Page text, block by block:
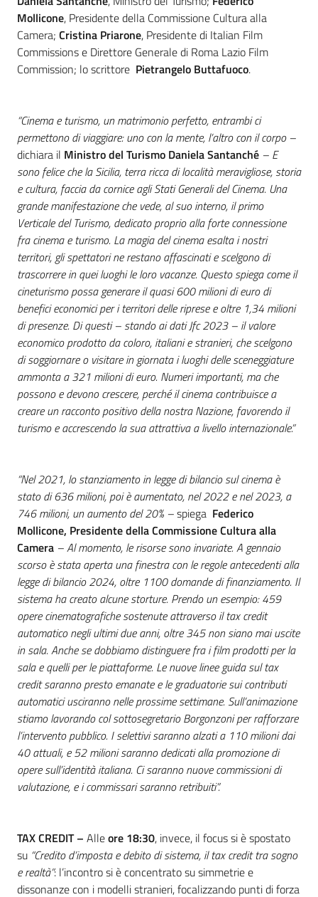
Mollicone, Presidente della Commissione Cultura alla
Camera; Cristina Priarone, Presidente di Italian Film
Commissions e Direttore Generale di Roma Lazio Film
Commission; lo scrittore Pietrangelo Buttafuoco.
“Cinema e turismo, un matrimonio perfetto, entrambi ci
permettono di viaggiare: uno con la mente, l’altro con il corpo –
dichiara il Ministro del Turismo Daniela Santanché – E
sono felice che la Sicilia, terra ricca di località meravigliose, storia
e cultura, faccia da cornice agli Stati Generali del Cinema. Una
grande manifestazione che vede, al suo interno, il primo
Verticale del Turismo, dedicato proprio alla forte connessione
fra cinema e turismo. La magia del cinema esalta i nostri
territori, gli spettatori ne restano affascinati e scelgono di
trascorrere in quei luoghi le loro vacanze. Questo spiega come il
cineturismo possa generare il quasi 600 milioni di euro di
benefici economici per i territori delle riprese e oltre 1,34 milioni
di presenze. Di questi – stando ai dati Jfc 2023 – il valore
economico prodotto da coloro, italiani e stranieri, che scelgono
di soggiornare o visitare in giornata i luoghi delle sceneggiature
ammonta a 321 milioni di euro. Numeri importanti, ma che
possono e devono crescere, perché il cinema contribuisce a
creare un racconto positivo della nostra Nazione, favorendo il
turismo e accrescendo la sua attrattiva a livello internazionale.”
“Nel 2021, lo stanziamento in legge di bilancio sul cinema è
stato di 636 milioni, poi è aumentato, nel 2022 e nel 2023, a
746 milioni, un aumento del 20% –spiega Federico
Mollicone, Presidente della Commissione Cultura alla
Camera – Al momento, le risorse sono invariate. A gennaio
scorso è stata aperta una finestra con le regole antecedenti alla
legge di bilancio 2024, oltre 1100 domande di finanziamento. Il
sistema ha creato alcune storture. Prendo un esempio: 459
opere cinematografiche sostenute attraverso il tax credit
automatico negli ultimi due anni, oltre 345 non siano mai uscite
in sala. Anche se dobbiamo distinguere fra i film prodotti per la
sala e quelli per le piattaforme. Le nuove linee guida sul tax
credit saranno presto emanate e le graduatorie sui contributi
automatici usciranno nelle prossime settimane. Sull’animazione
stiamo lavorando col sottosegretario Borgonzoni per rafforzare
l’intervento pubblico. I selettivi saranno alzati a 110 milioni dai
40 attuali, e 52 milioni saranno dedicati alla promozione di
opere sull’identità italiana. Ci saranno nuove commissioni di
valutazione, e i commissari saranno retribuiti”.
TAX CREDIT – Alleore 18:30, invece, il focus si è spostato
su “Credito d’imposta e debito di sistema, il tax credit tra sogno
e realtà”: l’incontro si è concentrato su simmetrie e
dissonanze con i modelli stranieri, focalizzando punti di forza